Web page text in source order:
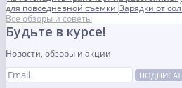
для повседневной съемки Зарядки от
Все обзоры и советы
Будьте в курсе!
Новости, обзоры и акции